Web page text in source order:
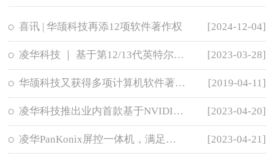
喜讯 | 华颉科技再添12项软件著作权 [2024-12-04]
凌华科技 ｜ 基于第12/13代英特尔® 酷睿™处理器的ATX主板IMB-M47H [2023-03-28]
华颉科技又获得多项计算机软件著作权登记证书 [2019-04-11]
凌华科技推出业内首款基于NVIDIA RTX A500显示卡的便携式GPU [2023-04-20]
凌华PanKonix屏控一体机，满足运动控制、数据采集及可视化需求 [2023-04-21]